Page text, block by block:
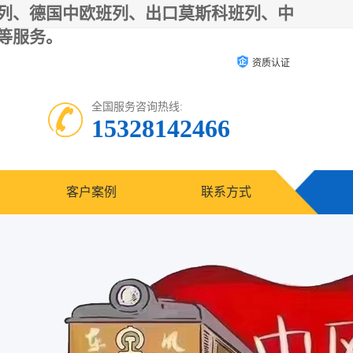
、德国中欧班列、出口莫斯科班列、中
务。
资质认证
全国服务咨询热线:
15328142466
客户案例 联系方式